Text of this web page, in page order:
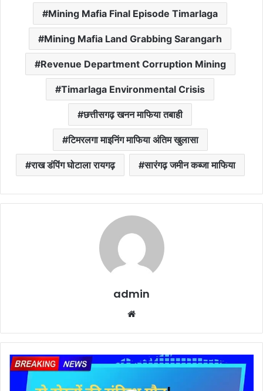
Mining Mafia Final Episode Timarlaga
Mining Mafia Land Grabbing Sarangarh
Revenue Department Corruption Mining
Timarlaga Environmental Crisis
छत्तीसगढ़ खनन माफिया तबाही
टिमरलगा माइनिंग माफिया अंतिम खुलासा
राख डंपिंग घोटाला रायगढ़ सारंगढ़ जमीन कब्जा माफिया
admin
Korba
Double
Death